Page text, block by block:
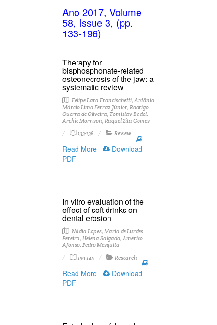
Ano 2017, Volume
58, Issue 3, (pp.
133-196)
Therapy for
bisphosphonate-related
osteonecrosis of the jaw: a
systematic review
Felipe Lara Francischetti, Antônio
Márcio Lima Ferraz Júnior, Rodrigo
Guerra de Oliveira, Tomislav Badel,
Archie Morrison, Raquel Zita Gomes
133-138
Review
Read More
Download
PDF
In vitro evaluation of the
effect of soft drinks on
dental erosion
Nádia Lopes, Maria de Lurdes
Pereira, Helena Salgado, Américo
Afonso, Pedro Mesquita
139-145
Research
Read More
Download
PDF